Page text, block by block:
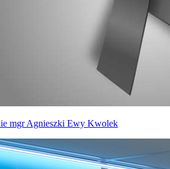
mgr Agnieszki Ewy Kwolek